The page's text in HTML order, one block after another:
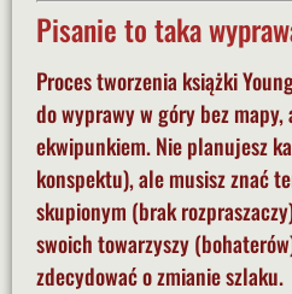
Pisanie to taka
Proces tworzenia książki
do wyprawy w góry bez mapy,
ekwipunkiem. Nie planujesz
konspektu), ale musisz znać
skupionym (brak
swoich towarzyszy
zdecydować o zmianie szlaku.